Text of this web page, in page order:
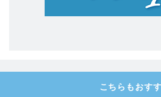
こちらもおす